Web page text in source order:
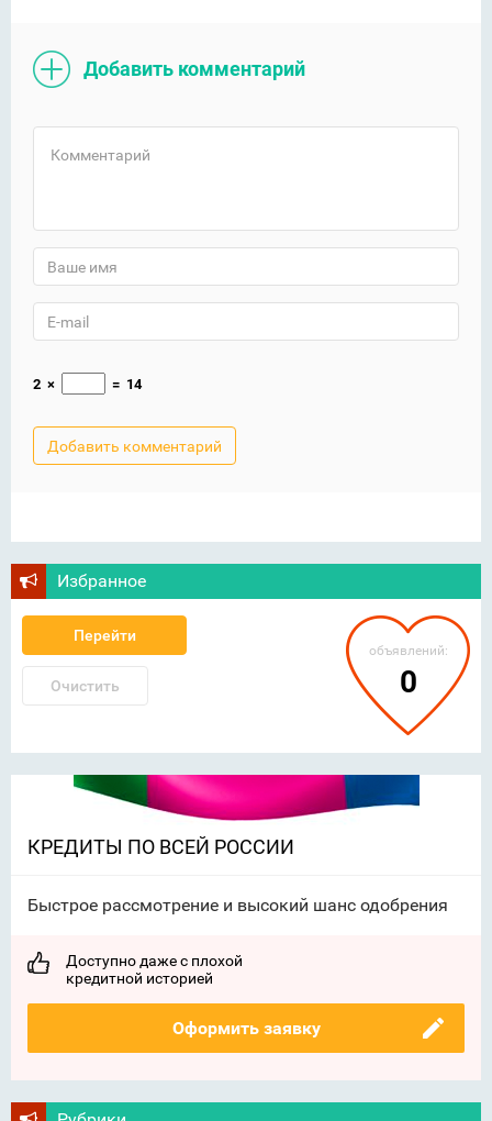
Добавить комментарий
2 × = 14
Избранное
Перейти
Очистить
объявлений:
0
КРЕДИТЫ ПО ВСЕЙ РОССИИ
Быстрое рассмотрение и высокий шанс одобрения
Доступно даже с плохой
кредитной историей
Оформить заявку